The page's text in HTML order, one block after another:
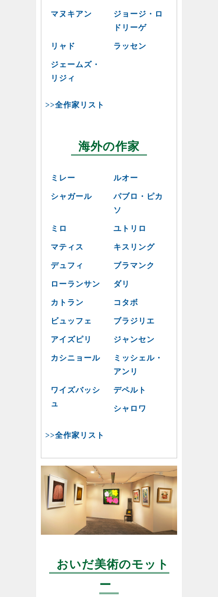
マヌキアン
ジョージ・ロ
ドリーゲ
リャド ラッセン
ジェームズ・
リジィ
>>全作家リスト
海外の作家
ミレー ルオー
シャガール
パブロ・ピカ
ソ
ミロ ユトリロ
マティス キスリング
デュフィ ブラマンク
ローランサン ダリ
カトラン コタボ
ビュッフェ ブラジリエ
アイズピリ ジャンセン
カシニョール
ミッシェル・
アンリ
ワイズバッシ
ュ
デペルト
シャロワ
>>全作家リスト
おいだ美術のモット
ー